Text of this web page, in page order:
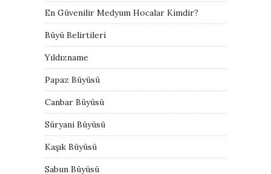
En Güvenilir Medyum Hocalar Kimdir?
Büyü Belirtileri
Yıldızname
Papaz Büyüsü
Canbar Büyüsü
Süryani Büyüsü
Kaşık Büyüsü
Sabun Büyüsü